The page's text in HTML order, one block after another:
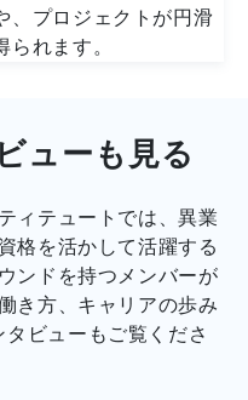
、プロジェクトが円滑
れます。
ューも見る
ィテュートでは、異業
格を活かして活躍する
ンドを持つメンバーが
き方、キャリアの歩み
ビューもご覧くださ